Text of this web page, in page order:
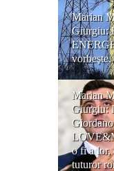
Marian
Giurgiu:
Marian
Giurgiu:
o fi a lor,
tuturor